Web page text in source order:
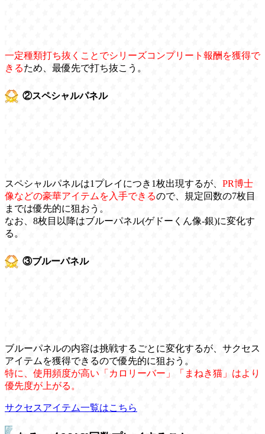
一定種類打ち抜くことでシリーズコンプリート報酬を獲得で
きるため、最優先で打ち抜こう。
②スペシャルパネル
スペシャルパネルは1プレイにつき1枚出現するが、 PR博士
像などの豪華アイテムを入手できるので、規定回数の7枚目
までは優先的に狙おう。
なお、8枚目以降はブルーパネル(ゲドーくん像-銀)に変化す
る。
③ブルーパネル
ブルーパネルの内容は挑戦するごとに変化するが、サクセス
アイテムを獲得できるので優先的に狙おう。
特に、使用頻度が高い「カロリーバー」「まねき猫」はより
優先度が上がる。
サクセスアイテム一覧はこちら